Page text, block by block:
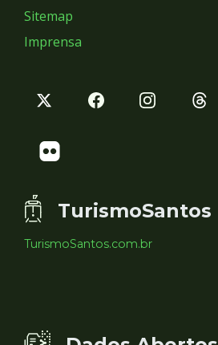
Sitemap
Imprensa
TurismoSantos
TurismoSantos.com.br